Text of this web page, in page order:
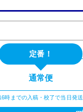
通常便
時までの入稿・校了で当日発送
定番！